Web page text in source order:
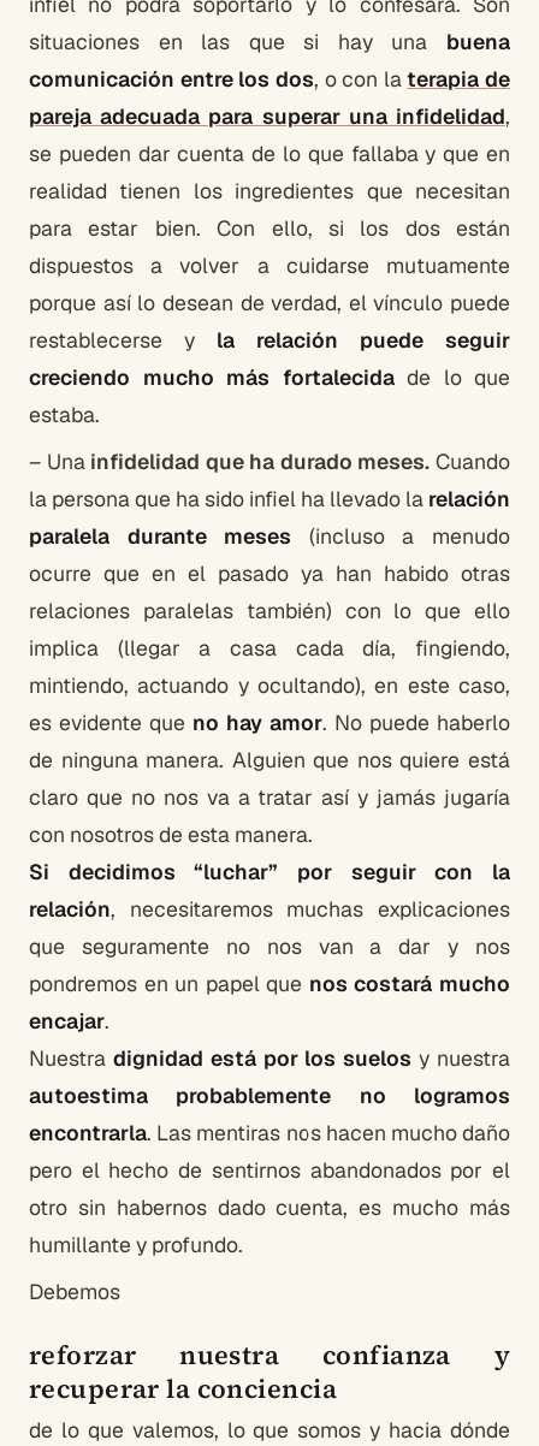
situaciones en las que si hay una buena
comunicación entre los dos, o con laterapia de
pareja adecuada para superar una infidelidad,
se pueden dar cuenta de lo que fallaba y que en
realidad tienen los ingredientes que necesitan
para estar bien. Con ello, si los dos están
dispuestos a volver a cuidarse mutuamente
porque así lo desean de verdad, el vínculo puede
restablecerse y la relación puede seguir
creciendo mucho más fortalecidade lo que
estaba.
– Unainfidelidad que ha durado meses. Cuando
la persona que ha sido infiel ha llevado la relación
paralela durante meses (incluso a menudo
ocurre que en el pasado ya han habido otras
relaciones paralelas también) con lo que ello
implica (llegar a casa cada día, fingiendo,
mintiendo, actuando y ocultando), en este caso,
es evidente que no hay amor. No puede haberlo
de ninguna manera. Alguien que nos quiere está
claro que no nos va a tratar así y jamás jugaría
con nosotros de esta manera.
Si decidimos “luchar” por seguir con la
relación, necesitaremos muchas explicaciones
que seguramente no nos van a dar y nos
pondremos en un papel que nos costará mucho
encajar.
Nuestra dignidad está por los suelos y nuestra
autoestima probablemente no logramos
encontrarla. Las mentiras nos hacen mucho daño
pero el hecho de sentirnos abandonados por el
otro sin habernos dado cuenta, es mucho más
humillante y profundo.
Debemos
reforzar nuestra confianza y
recuperar la conciencia
de lo que valemos, lo que somos y hacia dónde